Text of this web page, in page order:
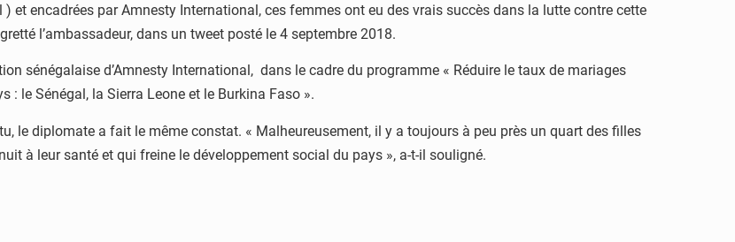
et encadrées par Amnesty International, ces femmes ont eu des vrais succès dans la lutte contre cette
l’ambassadeur, dans un tweet posté le 4 septembre 2018.
sénégalaise d’Amnesty International, dans le cadre du programme « Réduire le taux de mariages
le Sénégal, la Sierra Leone et le Burkina Faso ».
le diplomate a fait le même constat. « Malheureusement, il y a toujours à peu près un quart des filles
à leur santé et qui freine le développement social du pays », a-t-il souligné.